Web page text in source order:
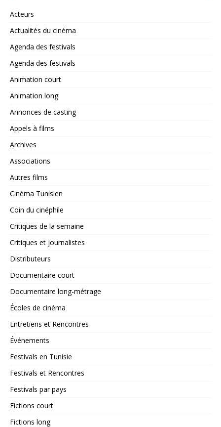
Acteurs
Actualités du cinéma
Agenda des festivals
Agenda des festivals
Animation court
Animation long
Annonces de casting
Appels à films
Archives
Associations
Autres films
Cinéma Tunisien
Coin du cinéphile
Critiques de la semaine
Critiques et journalistes
Distributeurs
Documentaire court
Documentaire long-métrage
Écoles de cinéma
Entretiens et Rencontres
Événements
Festivals en Tunisie
Festivals et Rencontres
Festivals par pays
Fictions court
Fictions long